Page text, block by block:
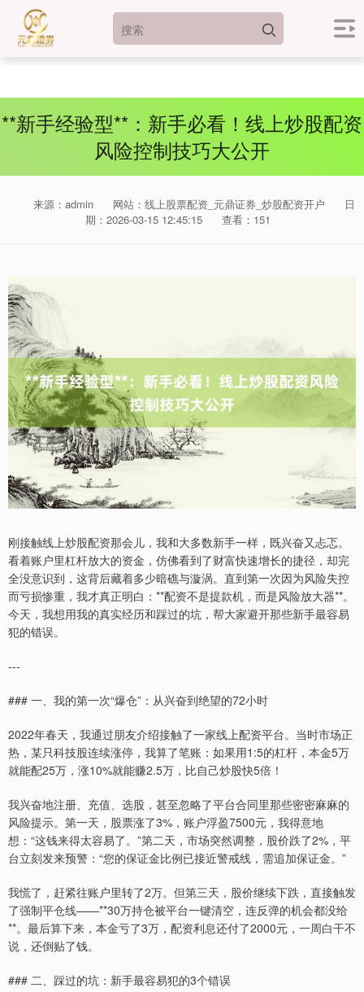
**新手经验型**：新手必看！线上炒股配资
风险控制技巧大公开
来源：admin 网站：线上股票配资_元鼎证券_炒股配资开户
日
期：2026-03-15 12:45:15
查看：151
刚接触线上炒股配资那会儿，我和大多数新手一样，既兴奋又忐忑。
看着账户里杠杆放大的资金，仿佛看到了财富快速增长的捷径，却完
全没意识到，这背后藏着多少暗礁与漩涡。直到第一次因为风险失控
而亏损惨重，我才真正明白：**配资不是提款机，而是风险放大器**。
今天，我想用我的真实经历和踩过的坑，帮大家避开那些新手最容易
犯的错误。
---
### 一、我的第一次“爆仓”：从兴奋到绝望的72小时
2022年春天，我通过朋友介绍接触了一家线上配资平台。当时市场正
热，某只科技股连续涨停，我算了笔账：如果用1:5的杠杆，本金5万
就能配25万，涨10%就能赚2.5万，比自己炒股快5倍！
我兴奋地注册、充值、选股，甚至忽略了平台合同里那些密密麻麻的
风险提示。第一天，股票涨了3%，账户浮盈7500元，我得意地
想：“这钱来得太容易了。”第二天，市场突然调整，股价跌了2%，平
台立刻发来预警：“您的保证金比例已接近警戒线，需追加保证金。”
我慌了，赶紧往账户里转了2万。但第三天，股价继续下跌，直接触发
了强制平仓线——**30万持仓被平台一键清空，连反弹的机会都没给
**。最后算下来，本金亏了3万，配资利息还付了2000元，一周白干不
说，还倒贴了钱。
### 二、踩过的坑：新手最容易犯的3个错误